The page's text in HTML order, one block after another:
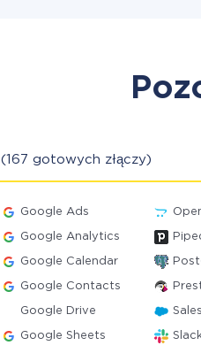
(167 gotowych złączy)
Google Ads
Google Analytics
Google Calendar
Google Contacts
Google Drive
Google Sheets